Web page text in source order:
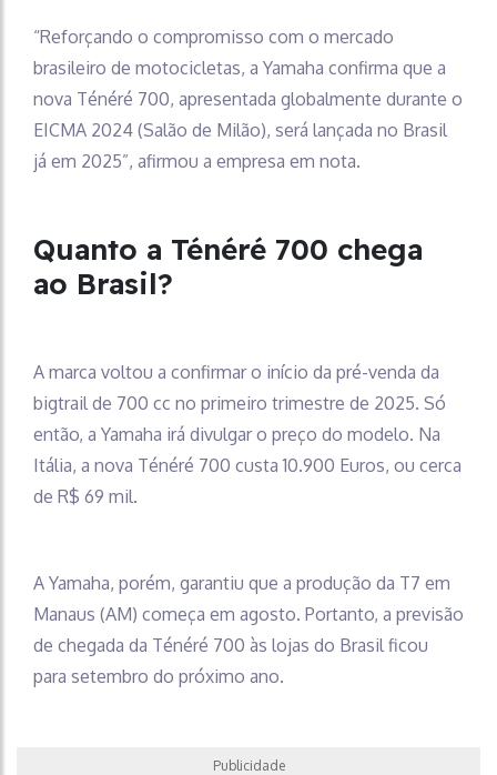
“Reforçando o compromisso com o mercado
brasileiro de motocicletas, a Yamaha confirma que a
nova Ténéré 700, apresentada globalmente durante o
EICMA 2024 (Salão de Milão), será lançada no Brasil
já em 2025”, afirmou a empresa em nota.
Quanto a Ténéré 700 chega
ao Brasil?
A marca voltou a confirmar o início da pré-venda da
bigtrail de 700 cc no primeiro trimestre de 2025. Só
então, a Yamaha irá divulgar o preço do modelo. Na
Itália, a nova Ténéré 700 custa 10.900 Euros, ou cerca
de R$ 69 mil.
A Yamaha, porém, garantiu que a produção da T7 em
Manaus (AM) começa em agosto. Portanto, a previsão
de chegada da Ténéré 700 às lojas do Brasil ficou
para setembro do próximo ano.
Publicidade